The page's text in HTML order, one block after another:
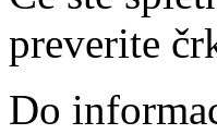
preverite
Do